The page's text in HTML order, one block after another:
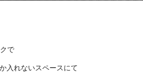
で
入れないスペースにて